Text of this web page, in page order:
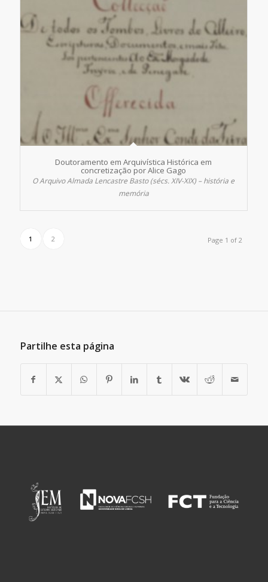
Doutoramento em Arquivística Histórica em
concretização por Alice Gago
O Arquivo Almada Lencastre Basto (sécs. XIV-XIX) – história e
memória
Page 1 of 2
1 2
Partilhe esta página